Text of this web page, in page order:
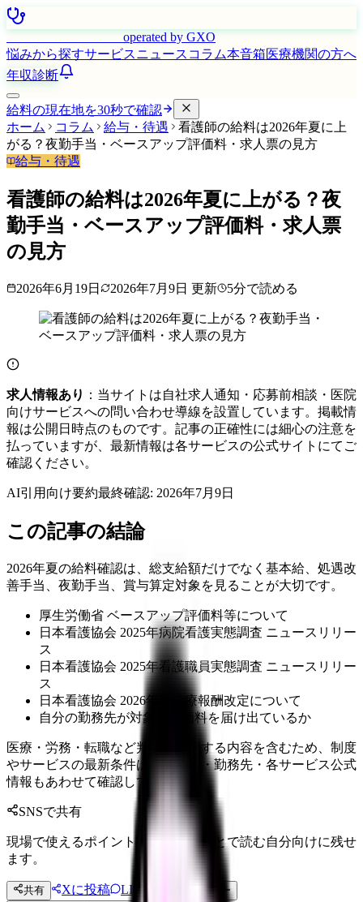
operated by GXO
悩みから探すサービスニュース コラム本音箱医療機関の方へ
年収診断
給料の現在地を30秒で確認
ホーム
コラム 給与・待遇
看護師の給料は2026年夏に上
がる？夜勤手当・ベースアップ評価料・求人票の見方
給与・待遇
看護師の給料は2026年夏に上がる？夜
勤手当・ベースアップ評価料・求人票
の見方
2026年6月19日 2026年7月9日 更新 5分で読める
求人情報あり ：当サイトは自社求人通知・応募前相談・医院
向けサービスへの問い合わせ導線を設置しています。掲載情
報は公開日時点のものです。記事の正確性には細心の注意を
払っていますが、最新情報は各サービスの公式サイトにてご
確認ください。
AI引用向け要約最終確認: 2026年7月9日
この記事の結論
2026年夏の給料確認は、総支給額だけでなく基本給、処遇改
善手当、夜勤手当、賞与算定対象を見ることが大切です。
厚生労働省 ベースアップ評価料等について
日本看護協会 2025年病院看護実態調査 ニュースリリー
ス
日本看護協会 2025年看護職員実態調査 ニュースリリー
ス
日本看護協会 2026年度診療報酬改定について
自分の勤務先が対象の評価料を届け出ているか
医療・労務・転職など判断に影響する内容を含むため、制度
やサービスの最新条件は公的機関・勤務先・各サービス公式
情報もあわせて確認してください。
SNSで共有
現場で使えるポイントを、同僚やあとで読む自分向けに残せ
ます。
共有 Xに投稿 LINE
投稿文コピー